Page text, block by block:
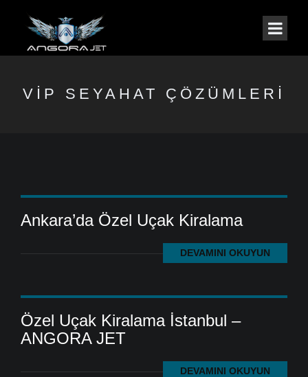
VIP SEYAHAT ÇÖZÜMLERI
Ankara’da Özel Uçak Kiralama
DEVAMINI OKUYUN
Özel Uçak Kiralama İstanbul –
ANGORA JET
DEVAMINI OKUYUN